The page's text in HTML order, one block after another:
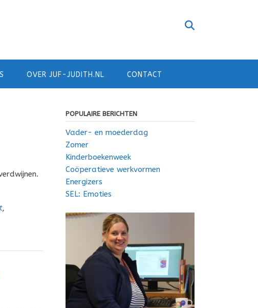
OVER JUF-JUDITH.NL CONTACT
,
POPULAIRE BERICHTEN
Vader- en moederdag
Zomer
Kinderboekenweek
Coöperatieve werkvormen
Energizers
SEL: Emoties